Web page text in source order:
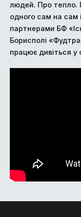
людей. Про тепло.
одного сам на сам
партнерами БФ
Борисполі
працює дивіться у